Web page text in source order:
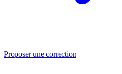
Proposer une correction